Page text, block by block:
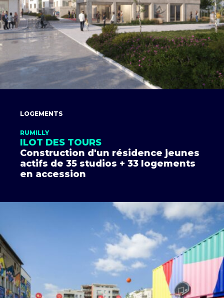
LOGEMENTS
RUMILLY
ILOT DES TOURS
Construction d'un résidence jeunes
actifs de 35 studios + 33 logements
en accession